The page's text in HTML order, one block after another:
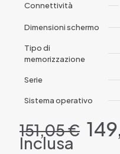
Connettività
Dimensioni schermo
Tipo di
memorizzazione
Serie
Sistema operativo
151,05€ Il
Inclusa